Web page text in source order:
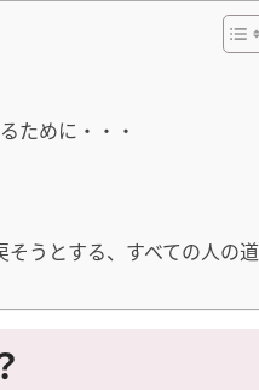
ために・・・
うとする、すべての人の道